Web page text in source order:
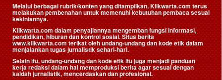
Melalui berbagai rubrik/konten yang ditampilkan, Klikwarta.com terus
melakukan pembenahan untuk memenuhi kebutuhan pembaca sesuai
kekiniannya.
Klikwarta.com dalam penyajiannya mengemban fungsi informasi,
pendidikan, hiburan dan kontrol sosial. Situs berita
www.klikwarta.com terikat oleh undang-undang dan kode etik dalam
menjalankan tugas jurnalistik sehari-hari.
Selain itu, undang-undang dan kode etik itu juga menjadi panduan
kerja redaksi dalam hal memproduksi berita agar sesuai dengan
kaidah jurnalistik, mencerdaskan dan profesional.